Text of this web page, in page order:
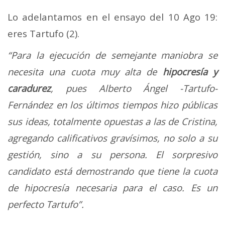
Lo adelantamos en el ensayo del 10 Ago 19:
eres Tartufo (2).
“Para la ejecución de semejante maniobra se
necesita una cuota muy alta de hipocresía y
caradurez, pues Alberto Ángel -Tartufo-
Fernández en los últimos tiempos hizo públicas
sus ideas, totalmente opuestas a las de Cristina,
agregando calificativos gravísimos, no solo a su
gestión, sino a su persona. El sorpresivo
candidato está demostrando que tiene la cuota
de hipocresía necesaria para el caso. Es un
perfecto Tartufo”.